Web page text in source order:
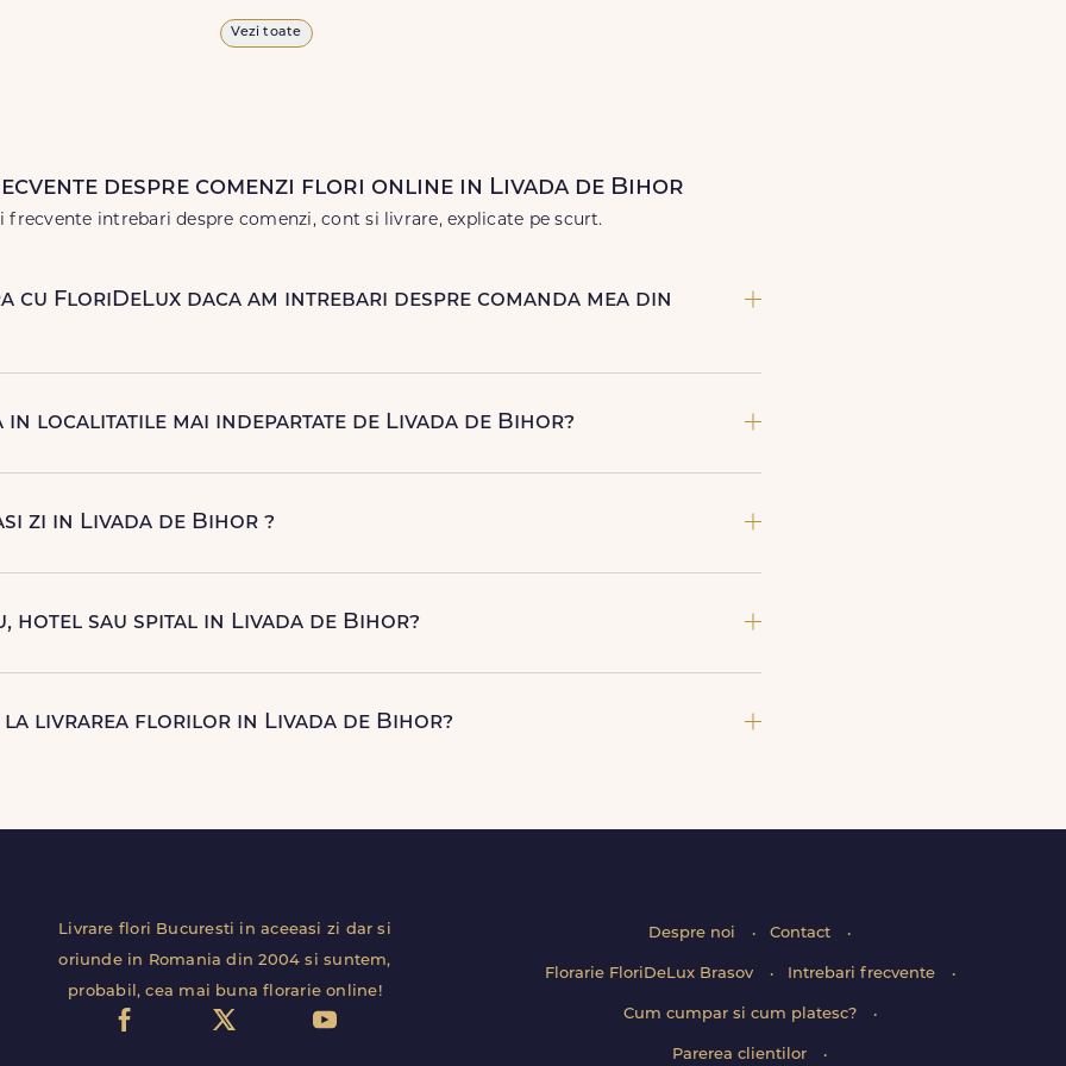
Vezi toate
despre comenzi flori online in Livada de Bihor
frecvente intrebari despre comenzi, cont si livrare, explicate pe scurt.
cu FloriDeLux daca am intrebari despre comanda mea din
.
in localitatile mai indepartate de Livada de Bihor?
zi in Livada de Bihor ?
sau spital in Livada de Bihor?
la livrarea florilor in Livada de Bihor?
Livrare flori Bucuresti in aceeasi zi dar si
oriunde in Romania din 2004 si suntem,
probabil, cea mai buna florarie online!
Despre noi Contact
Florarie FloriDeLux Brasov Intrebari frecvente
Cum cumpar si cum platesc?
Parerea clientilor